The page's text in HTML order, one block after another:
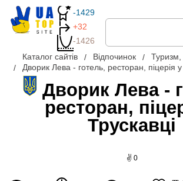
-1429
+32
-1426
Каталог сайтів Відпочинок
Туризм,
Дворик Лева - готель, ресторан, піцерія у
Дворик Лева -
ресторан,
Трускавці
✌ 0